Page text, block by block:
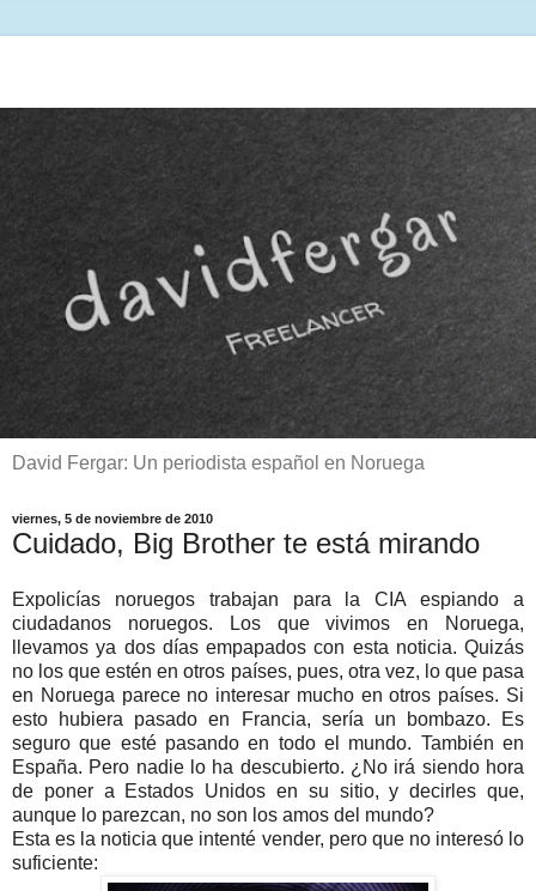
David Fergar: Un periodista español en Noruega
viernes, 5 de noviembre de 2010
Cuidado, Big Brother te está mirando
Expolicías noruegos trabajan para la CIA espiando a
ciudadanos noruegos. Los que vivimos en Noruega,
llevamos ya dos días empapados con esta noticia. Quizás
no los que estén en otros países, pues, otra vez, lo que pasa
en Noruega parece no interesar mucho en otros países. Si
esto hubiera pasado en Francia, sería un bombazo. Es
seguro que esté pasando en todo el mundo. También en
España. Pero nadie lo ha descubierto. ¿No irá siendo hora
de poner a Estados Unidos en su sitio, y decirles que,
aunque lo parezcan, no son los amos del mundo?
Esta es la noticia que intenté vender, pero que no interesó lo
suficiente: